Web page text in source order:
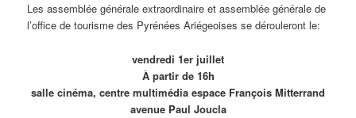
Les assemblée générale extraordinaire et assemblée générale de
l’office de tourisme des Pyrénées Ariégeoises se dérouleront le:
vendredi 1er juillet
À partir de 16h
salle cinéma, centre multimédia espace François Mitterrand
avenue Paul Joucla